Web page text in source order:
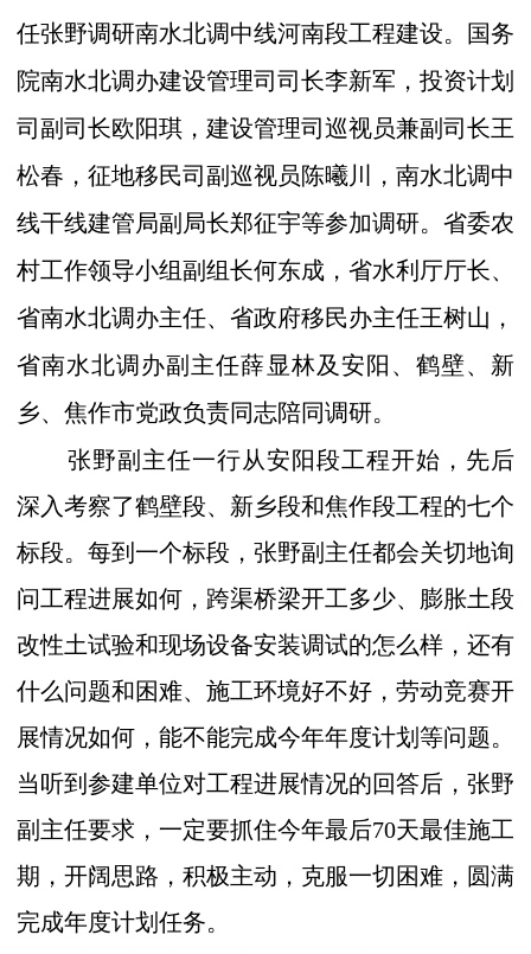
任张野调研南水北调中线河南段工程建设。国务
院南水北调办建设管理司司长李新军，投资计划
司副司长欧阳琪，建设管理司巡视员兼副司长王
松春，征地移民司副巡视员陈曦川，南水北调中
线干线建管局副局长郑征宇等参加调研。省委农
村工作领导小组副组长何东成，省水利厅厅长、
省南水北调办主任、省政府移民办主任王树山，
省南水北调办副主任薛显林及安阳、鹤壁、新
乡、焦作市党政负责同志陪同调研。
张野副主任一行从安阳段工程开始，先后
深入考察了鹤壁段、新乡段和焦作段工程的七个
标段。每到一个标段，张野副主任都会关切地询
问工程进展如何，跨渠桥梁开工多少、膨胀土段
改性土试验和现场设备安装调试的怎么样，还有
什么问题和困难、施工环境好不好，劳动竞赛开
展情况如何，能不能完成今年年度计划等问题。
当听到参建单位对工程进展情况的回答后，张野
副主任要求，一定要抓住今年最后70天最佳施工
期，开阔思路，积极主动，克服一切困难，圆满
完成年度计划任务。